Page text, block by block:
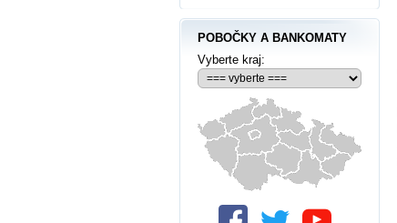
POBOČKY A BANKOMATY
Vyberte kraj: